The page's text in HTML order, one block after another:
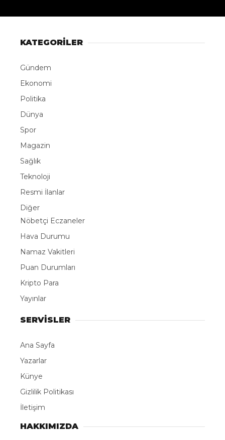
KATEGORİLER
Gündem
Ekonomi
Politika
Dünya
Spor
Magazin
Sağlık
Teknoloji
Resmi İlanlar
Diğer
Nöbetçi Eczaneler
Hava Durumu
Namaz Vakitleri
Puan Durumları
Kripto Para
Yayınlar
SERVİSLER
Ana Sayfa
Yazarlar
Künye
Gizlilik Politikası
İletişim
HAKKIMIZDA